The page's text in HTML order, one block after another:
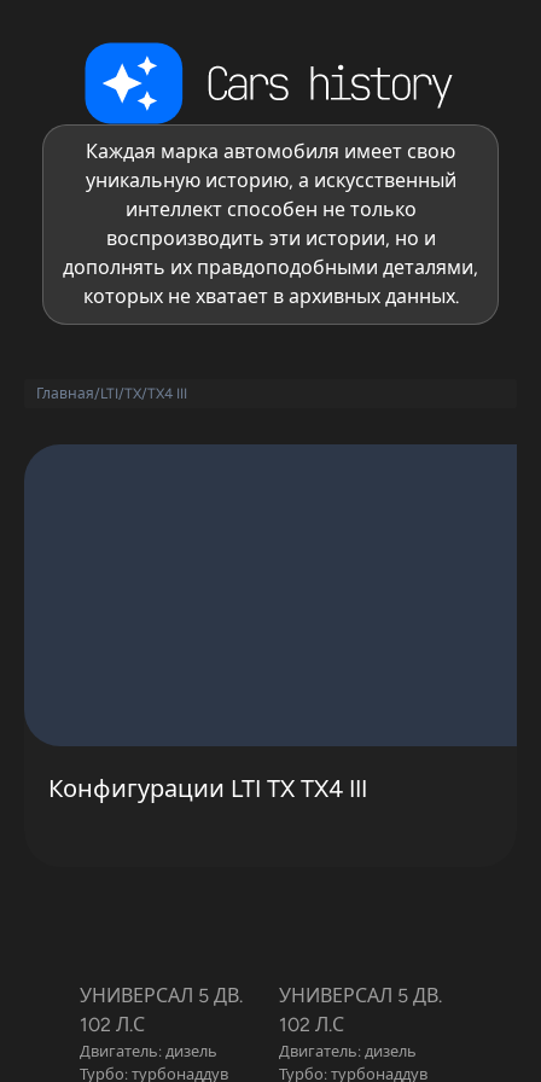
Каждая марка автомобиля имеет свою
уникальную историю, а искусственный
интеллект способен не только
воспроизводить эти истории, но и
дополнять их правдоподобными деталями,
которых не хватает в архивных данных.
Главная/LTI/TX/TX4 III
Конфигурации LTI TX TX4 III
УНИВЕРСАЛ 5 ДВ.
102 Л.С
Двигатель: дизель
Турбо: турбонаддув
УНИВЕРСАЛ 5 ДВ.
102 Л.С
Двигатель: дизель
Турбо: турбонаддув